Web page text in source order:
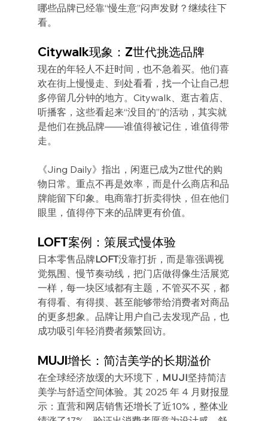
哪些品牌已经靠“慢生意”闷声发财？继续往下
看。
Citywalk现象：Z世代挑选品牌
现在的年轻人不赶时间，也不急着买。他们喜
欢在街上慢慢走、到处看看，找一个让自己想
多停留几分钟的地方。Citywalk、逛古着店、
听播客，这些看起来“没目的”的活动，其实就
是他们在挑品牌——谁值得被记住，谁值得带
走。
《Jing Daily》指出，闲逛已成为Z世代的购
物日常。重点不再是效率，而是什么商店和品
牌能留下印象。电商靠打折卖得快，但在他们
眼里，值得停下来的品牌更有价值。
LOFT案例：策展式慢体验
日本零售品牌LOFT没靠打折，而是靠强调视
觉氛围、慢节奏动线，把门店做得像生活展览
一样，每一块区域都有主题，不管买不买，都
有得看、有得摸、甚至能够带给消费者对商品
的更多想象。品牌让用户自己去发现产品，也
成功吸引年轻消费者频繁回访。
MUJI增长：简洁美学的长期溢价
在全球经济放缓的大环境下， MUJI坚持简洁
美学与舒适空间体验。其 2025 年 4 月财报显
示：直营和网店销售还增长了近10%，整体业